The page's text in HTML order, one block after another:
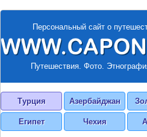
Персональный сайт о
Путешествия. Фото.
Турция Азербайджан
Египет Чехия